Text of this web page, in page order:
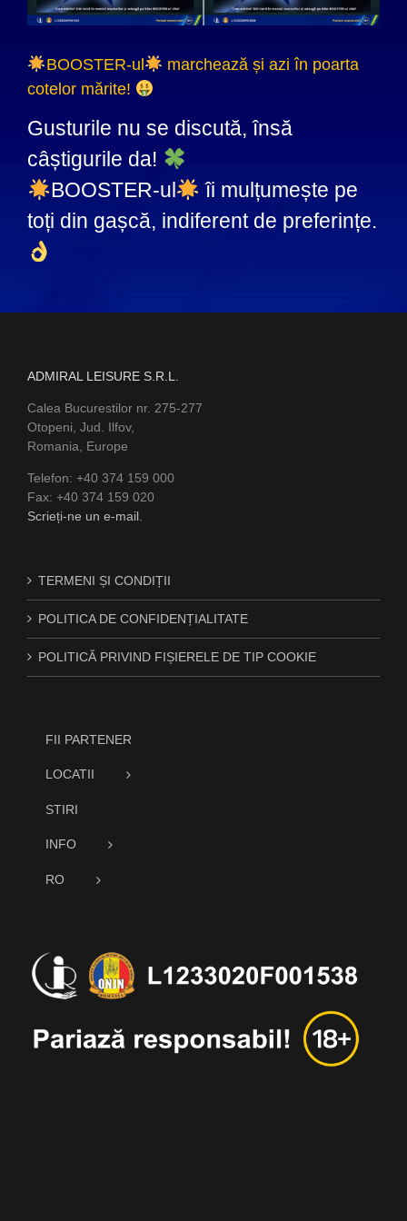
BOOSTER-ul
marchează și azi în poarta
cotelor mărite!
Gusturile nu se discută, însă
câștigurile da!
BOOSTER-ul
îi mulțumește pe
toți din gașcă, indiferent de preferințe.
ADMIRAL LEISURE S.R.L.
Calea Bucurestilor nr. 275-277
Otopeni, Jud. Ilfov,
Romania, Europe
Telefon: +40 374 159 000
Fax: +40 374 159 020
Scrieți-ne un e-mail.
TERMENI ȘI CONDIȚII
POLITICA DE CONFIDENȚIALITATE
POLITICĂ PRIVIND FIȘIERELE DE TIP COOKIE
FII PARTENER
LOCATII
STIRI
INFO
RO